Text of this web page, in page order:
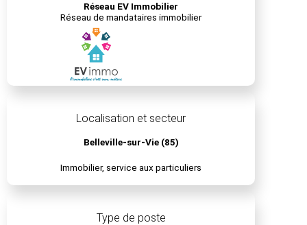
Réseau EV Immobilier
Réseau de mandataires immobilier
Localisation et secteur
Belleville-sur-Vie (85)
Immobilier, service aux particuliers
Type de poste